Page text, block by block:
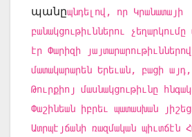
պանըպնդելով, որ Կրանատայի
բանակցութիւններու չեղարկումը
էր Փարիզի
մատակարարեն Երեւան, բացի
Թուրքիոյ մասնակցութիւնը
Փաշինեան իբրեւ պատասխան
Ատրպէյճանի ռազմական պիւտճէն